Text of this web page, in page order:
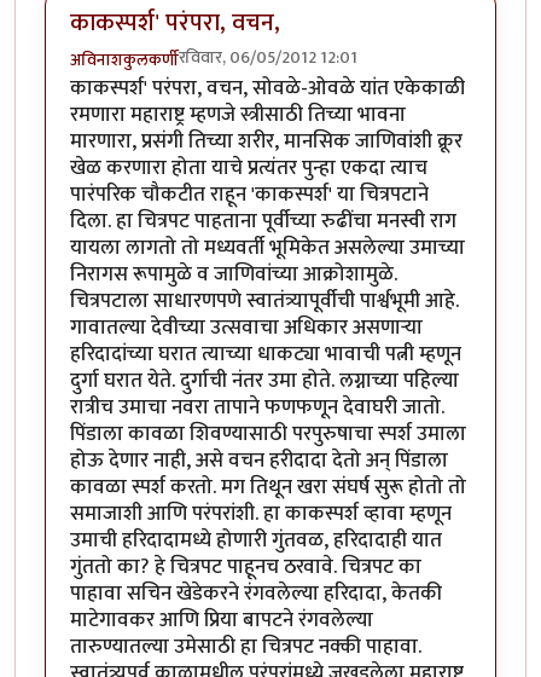
काकस्पर्श' परंपरा, वचन,
अविनाशकुलकर्णीरविवार, 06/05/2012 12:01
काकस्पर्श' परंपरा, वचन, सोवळे-ओवळे यांत एकेकाळी
रमणारा महाराष्ट्र म्हणजे स्त्रीसाठी तिच्या भावना
मारणारा, प्रसंगी तिच्या शरीर, मानसिक जाणिवांशी क्रूर
खेळ करणारा होता याचे प्रत्यंतर पुन्हा एकदा त्याच
पारंपरिक चौकटीत राहून 'काकस्पर्श' या चित्रपटाने
दिला. हा चित्रपट पाहताना पूर्वीच्या रुढींचा मनस्वी राग
यायला लागतो तो मध्यवर्ती भूमिकेत असलेल्या उमाच्या
निरागस रूपामुळे व जाणिवांच्या आक्रोशामुळे.
चित्रपटाला साधारणपणे स्वातंत्र्यापूर्वीची पार्श्वभूमी आहे.
गावातल्या देवीच्या उत्सवाचा अधिकार असणार्‍या
हरिदादांच्या घरात त्याच्या धाकट्या भावाची पत्नी म्हणून
दुर्गा घरात येते. दुर्गाची नंतर उमा होते. लग्नाच्या पहिल्या
रात्रीच उमाचा नवरा तापाने फणफणून देवाघरी जातो.
पिंडाला कावळा शिवण्यासाठी परपुरुषाचा स्पर्श उमाला
होऊ देणार नाही, असे वचन हरीदादा देतो अन् पिंडाला
कावळा स्पर्श करतो. मग तिथून खरा संघर्ष सुरू होतो तो
समाजाशी आणि परंपरांशी. हा काकस्पर्श व्हावा म्हणून
उमाची हरिदादामध्ये होणारी गुंतवळ, हरिदादाही यात
गुंततो का? हे चित्रपट पाहूनच ठरवावे. चित्रपट का
पाहावा सचिन खेडेकरने रंगवलेल्या हरिदादा, केतकी
माटेगावकर आणि प्रिया बापटने रंगवलेल्या
तारुण्यातल्या उमेसाठी हा चित्रपट नक्की पाहावा.